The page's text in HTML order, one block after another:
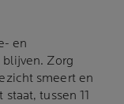
en
Zorg
smeert en
tussen 11